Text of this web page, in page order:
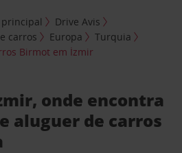
Drive Avis
carros
Europa
Turquia
Birmot em İzmir
onde encontra
aluguer de carros